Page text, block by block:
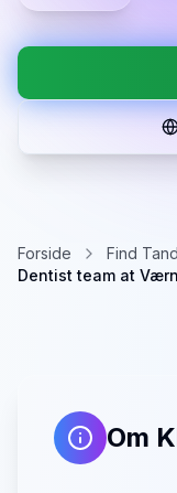
Forside Find
Dentist team at
Om